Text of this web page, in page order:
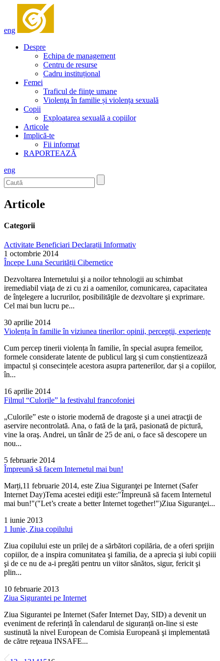
eng
Despre
Echipa de management
Centru de resurse
Cadru instituțional
Femei
Traficul de fiinţe umane
Violenţa în familie și violența sexuală
Copii
Exploatarea sexuală a copiilor
Articole
Implică-te
Fii informat
RAPORTEAZĂ
eng
Articole
Categorii
Activitate Beneficiari Declarații Informativ
1 octombrie 2014
Începe Luna Securității Cibernetice
Dezvoltarea Internetului şi a noilor tehnologii au schimbat
iremediabil viaţa de zi cu zi a oamenilor, comunicarea, capacitatea
de înţelegere a lucrurilor, posibilităţile de dezvoltare şi exprimare.
Cel mai bun lucru pe...
30 aprilie 2014
Violența în familie în viziunea tinerilor: opinii, percepții, experiențe
Cum percep tinerii violența în familie, în special asupra femeilor,
formele considerate latente de publicul larg și cum conștientizează
impactul și consecințele acestora asupra partenerilor, dar și a copiilor,
în...
16 aprilie 2014
Filmul “Culorile” la festivalul francofoniei
„Culorile” este o istorie modernă de dragoste şi a unei atracţii de
aservire necontrolată. Ana, o fată de la ţară, pasionată de pictură,
vine la oraş. Andrei, un tânăr de 25 de ani, o face să descopere un
nou...
5 februarie 2014
Împreună să facem Internetul mai bun!
Marți,11 februarie 2014, este Ziua Siguranţei pe Internet (Safer
Internet Day)Tema acestei ediţii este:"Împreună să facem Internetul
mai bun!"("Let’s create a better Internet together!")Ziua Siguranţei...
1 iunie 2013
1 Iunie, Ziua copilului
Ziua copilului este un prilej de a sărbători copilăria, de a oferi sprijin
copiilor, de a inspira comunitatea şi familia, de a aprecia şi iubi copiii
şi de ce nu de a-i pregăti pentru un viitor sănătos, sigur, fericit şi
plin...
10 februarie 2013
Ziua Sigurantei pe Internet
Ziua Sigurantei pe Internet (Safer Internet Day, SID) a devenit un
eveniment de referință în calendarul de siguranță on-line si este
sustinută la nivel European de Comisia Europeană şi implementată
de către reţeaua INSAFE...